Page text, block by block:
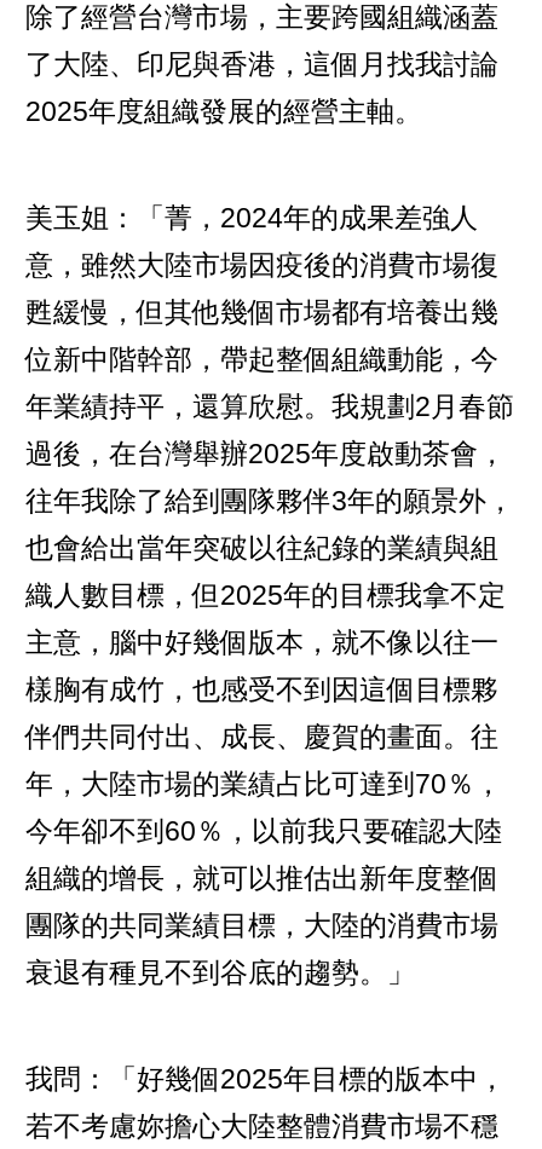
除了經營台灣市場，主要跨國組織涵蓋
了大陸、印尼與香港，這個月找我討論
2025年度組織發展的經營主軸。
美玉姐：「菁，2024年的成果差強人
意，雖然大陸市場因疫後的消費市場復
甦緩慢，但其他幾個市場都有培養出幾
位新中階幹部，帶起整個組織動能，今
年業績持平，還算欣慰。我規劃2月春節
過後，在台灣舉辦2025年度啟動茶會，
往年我除了給到團隊夥伴3年的願景外，
也會給出當年突破以往紀錄的業績與組
織人數目標，但2025年的目標我拿不定
主意，腦中好幾個版本，就不像以往一
樣胸有成竹，也感受不到因這個目標夥
伴們共同付出、成長、慶賀的畫面。往
年，大陸市場的業績占比可達到70％，
今年卻不到60％，以前我只要確認大陸
組織的增長，就可以推估出新年度整個
團隊的共同業績目標，大陸的消費市場
衰退有種見不到谷底的趨勢。」
我問：「好幾個2025年目標的版本中，
若不考慮妳擔心大陸整體消費市場不穩